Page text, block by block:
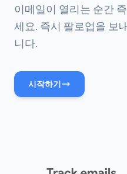
이메일이 열리는 순간
세요. 즉시 팔로업을 보
니다.
시작하기